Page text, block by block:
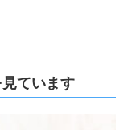
ています